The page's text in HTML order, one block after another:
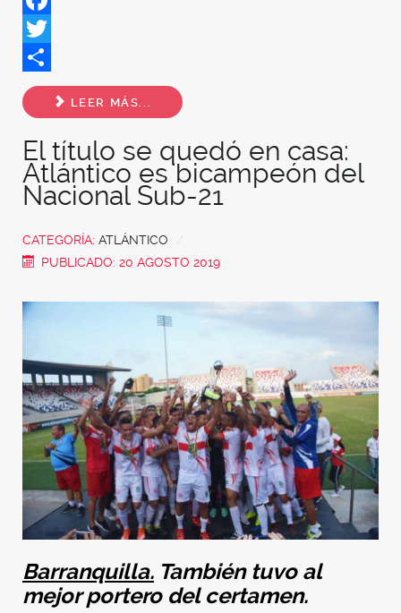
Facebook
Twitter
Share
LEER MÁS...
El título se quedó en casa:
Atlántico es bicampeón del
Nacional Sub-21
CATEGORÍA: ATLÁNTICO
PUBLICADO: 20 AGOSTO 2019
Barranquilla. También tuvo al
mejor portero del certamen.